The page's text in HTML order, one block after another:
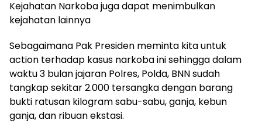
Kejahatan Narkoba juga dapat menimbulkan
kejahatan lainnya
Sebagaimana Pak Presiden meminta kita untuk
action terhadap kasus narkoba ini sehingga dalam
waktu 3 bulan jajaran Polres, Polda, BNN sudah
tangkap sekitar 2.000 tersangka dengan barang
bukti ratusan kilogram sabu-sabu, ganja, kebun
ganja, dan ribuan ekstasi.